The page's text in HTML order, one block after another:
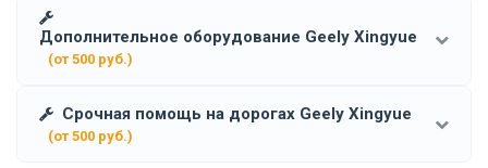
Дополнительное оборудование Geely Xingyue
(от 500 руб.)
Срочная помощь на дорогах Geely Xingyue
(от 500 руб.)